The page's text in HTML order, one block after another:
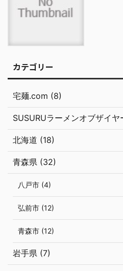
カテゴリー
宅麺.com (8)
SUSURUラーメンオブザイヤ
北海道 (18)
青森県 (32)
八戸市 (4)
弘前市 (12)
青森市 (12)
岩手県 (7)